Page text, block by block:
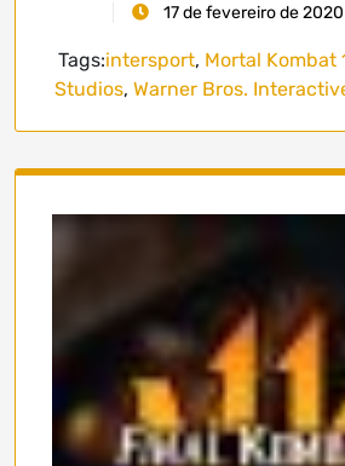
17 de fevereiro de
Tags:intersport, Mortal Kombat
Studios, Warner Bros.